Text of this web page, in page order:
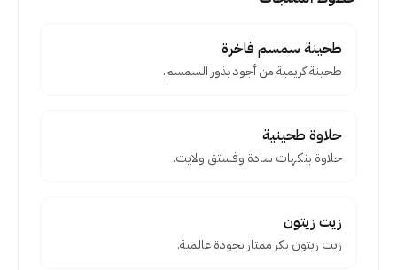
طحينة سمسم فاخرة
طحينة كريمية من أجود بذور السمسم.
حلاوة طحينية
حلاوة بنكهات سادة وفستق ولايت.
زيت زيتون
زيت زيتون بكر ممتاز بجودة عالمية.